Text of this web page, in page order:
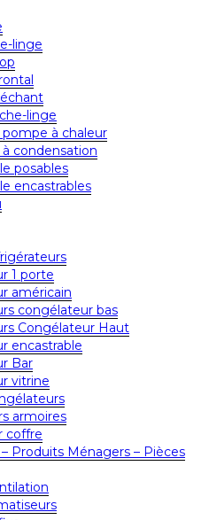
linge
linge
à chaleur
condensation
posables
encastrables
1 porte
américain
congélateur bas
Congélateur Haut
encastrable
Bar
vitrine
armoires
coffre
Produits Ménagers – Pièces